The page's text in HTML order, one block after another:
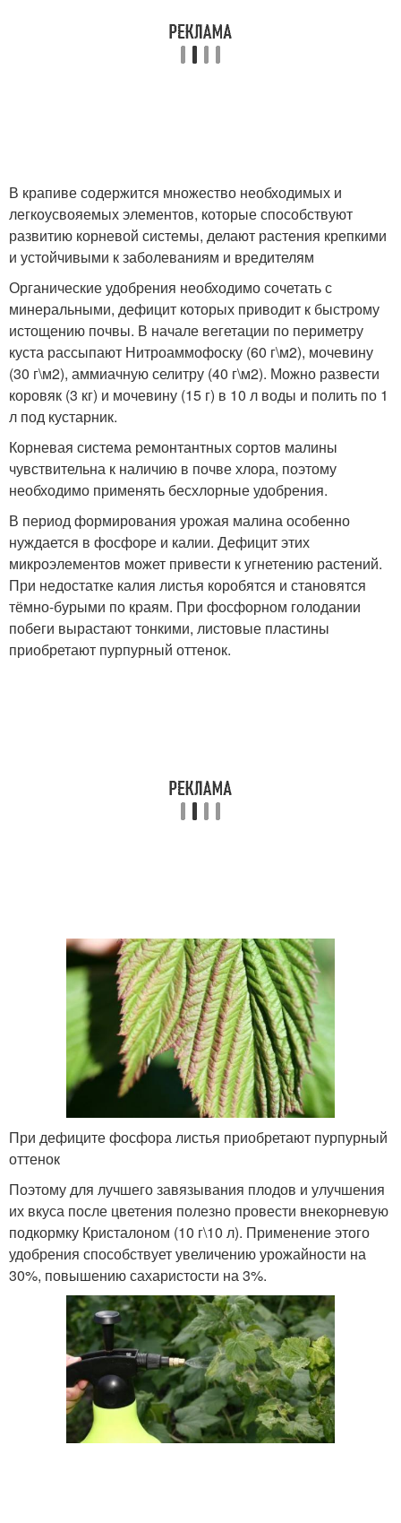
В крапиве содержится множество необходимых и
легкоусвояемых элементов, которые способствуют
развитию корневой системы, делают растения крепкими
и устойчивыми к заболеваниям и вредителям
Органические удобрения необходимо сочетать с
минеральными, дефицит которых приводит к быстрому
истощению почвы. В начале вегетации по периметру
куста рассыпают Нитроаммофоску (60 г\м2), мочевину
(30 г\м2), аммиачную селитру (40 г\м2). Можно развести
коровяк (3 кг) и мочевину (15 г) в 10 л воды и полить по 1
л под кустарник.
Корневая система ремонтантных сортов малины
чувствительна к наличию в почве хлора, поэтому
необходимо применять бесхлорные удобрения.
В период формирования урожая малина особенно
нуждается в фосфоре и калии. Дефицит этих
микроэлементов может привести к угнетению растений.
При недостатке калия листья коробятся и становятся
тёмно-бурыми по краям. При фосфорном голодании
побеги вырастают тонкими, листовые пластины
приобретают пурпурный оттенок.
При дефиците фосфора листья приобретают пурпурный
оттенок
Поэтому для лучшего завязывания плодов и улучшения
их вкуса после цветения полезно провести внекорневую
подкормку Кристалоном (10 г\10 л). Применение этого
удобрения способствует увеличению урожайности на
30%, повышению сахаристости на 3%.